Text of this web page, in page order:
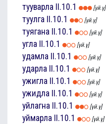
тууварла II.10.1 [үй.ү]
туулга II.10.1 [үй.ү]
туягана II.10.1 [үй.ү]
угла II.10.1 [үй.ү]
удамла II.10.1 [үй.ү]
ударла II.10.1 [үй.ү]
ужигла II.10.1 [үй.ү]
ужидла II.10.1 [үй.ү]
уйлагна II.10.1 [үй.ү]
уймарла II.10.1 [үй.ү]